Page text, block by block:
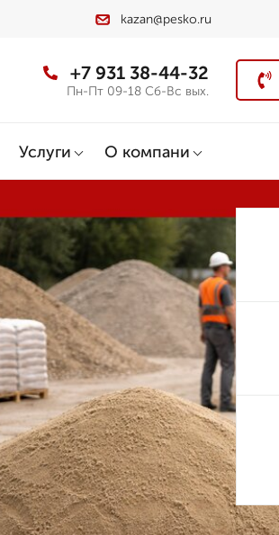
kazan@pesko.ru
+7 931 38-44-32
Пн-Пт 09-18 Сб-Вс вых.
Услуги О компани